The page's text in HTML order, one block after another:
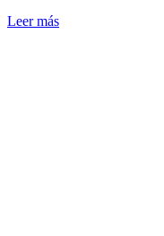
Leer más